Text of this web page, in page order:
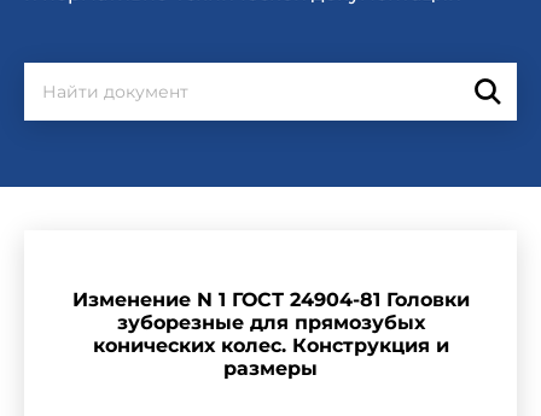
Изменение N 1 ГОСТ 24904-81 Головки
зуборезные для прямозубых
конических колес. Конструкция и
размеры